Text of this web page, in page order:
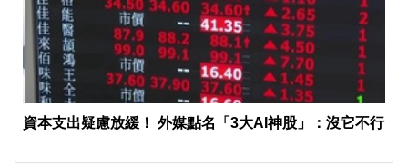
資本支出疑慮放緩！ 外媒點名「3大AI神股」：沒它不行